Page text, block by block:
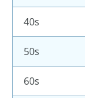
40s
50s
60s